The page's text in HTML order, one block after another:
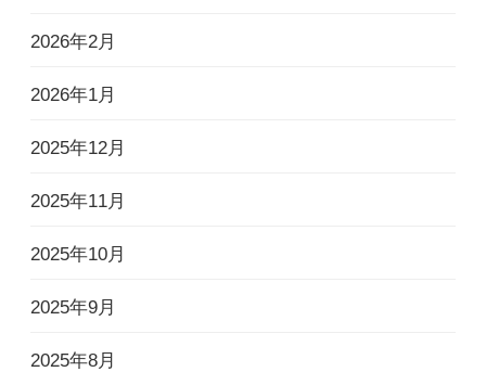
2026年2月
2026年1月
2025年12月
2025年11月
2025年10月
2025年9月
2025年8月